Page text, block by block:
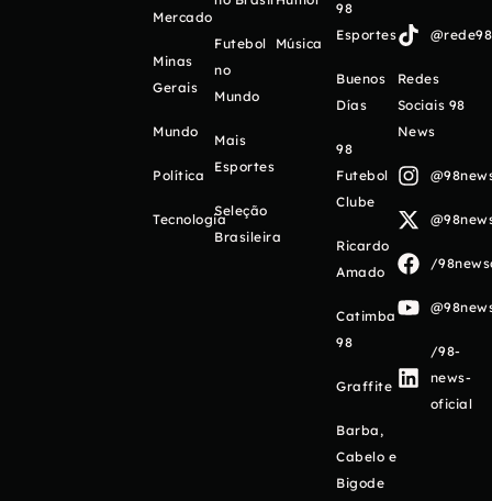
Mercado
Minas
Gerais
Mundo
Política
Tecnologia
Futebol
no
Mundo
Mais
Esportes
Seleção
Brasileira
Música
98
Esportes
Buenos
Días
98
Futebol
Clube
Ricardo
Amado
Catimba
98
Graffite
Barba,
Cabelo e
Bigode
Redes
Sociais 98
News
/
/98-
news-
oficial